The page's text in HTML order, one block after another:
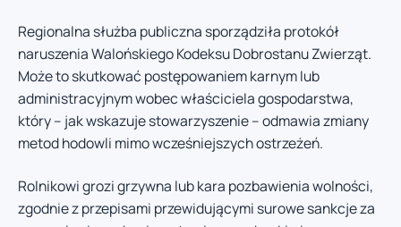
Regionalna służba publiczna sporządziła protokół
naruszenia Walońskiego Kodeksu Dobrostanu Zwierząt.
Może to skutkować postępowaniem karnym lub
administracyjnym wobec właściciela gospodarstwa,
który – jak wskazuje stowarzyszenie – odmawia zmiany
metod hodowli mimo wcześniejszych ostrzeżeń.
Rolnikowi grozi grzywna lub kara pozbawienia wolności,
zgodnie z przepisami przewidującymi surowe sankcje za